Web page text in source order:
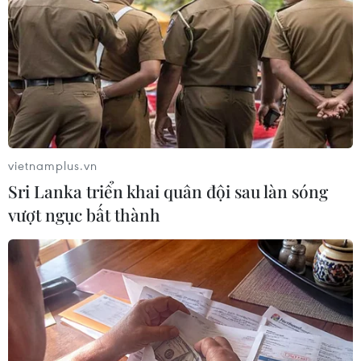
(TTXVN/Vietnam+)
#Taxi #Tổng thống Mỹ
#Donald Trump
#Biên giới Mỹ-Mexico
#Bang New Mexico
vietnamplus.vn
Sri Lanka triển khai quân đội sau làn sóng
vượt ngục bất thành